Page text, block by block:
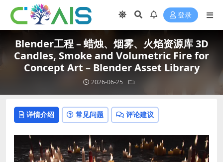
登录
Blender工程 – 蜡烛、烟雾、火焰资源库 3D
Candles, Smoke and Volumetric Fire for
Concept Art – Blender Asset Library
2026-06-25
详情介绍 常见问题 评论建议